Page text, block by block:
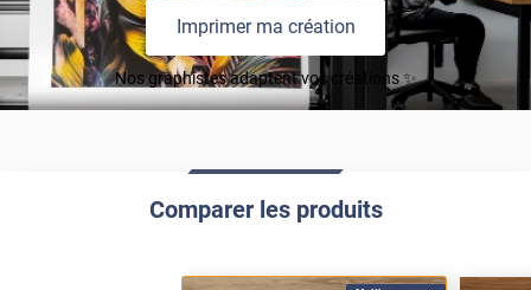
Imprimer ma création
Nos graphistes adaptent vos créations ✨
Comparer les produits